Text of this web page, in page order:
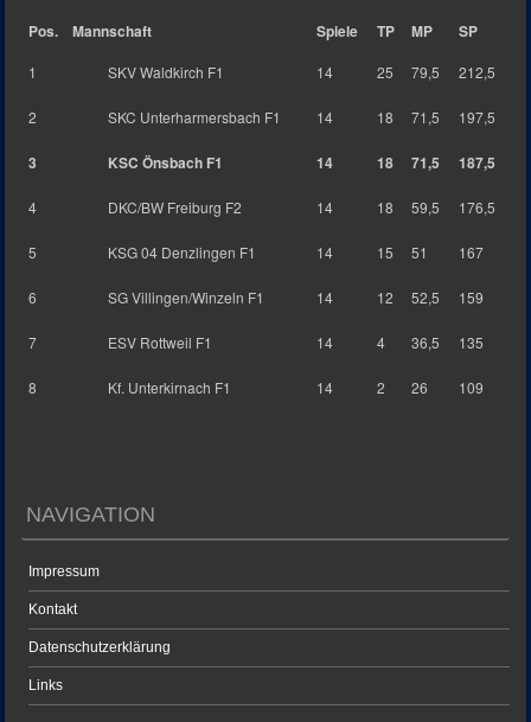
Pos. Mannschaft Spiele TP MP SP
1 SKV Waldkirch F1 14 25 79,5 212,5
2 SKC Unterharmersbach F1 14 18 71,5 197,5
3 KSC Önsbach F1 14 18 71,5 187,5
4 DKC/BW Freiburg F2 14 18 59,5 176,5
5 KSG 04 Denzlingen F1 14 15 51 167
6 SG Villingen/Winzeln F1 14 12 52,5 159
7 ESV Rottweil F1 14 4 36,5 135
8 Kf. Unterkirnach F1 14 2 26 109
NAVIGATION
Impressum
Kontakt
Datenschutzerklärung
Links